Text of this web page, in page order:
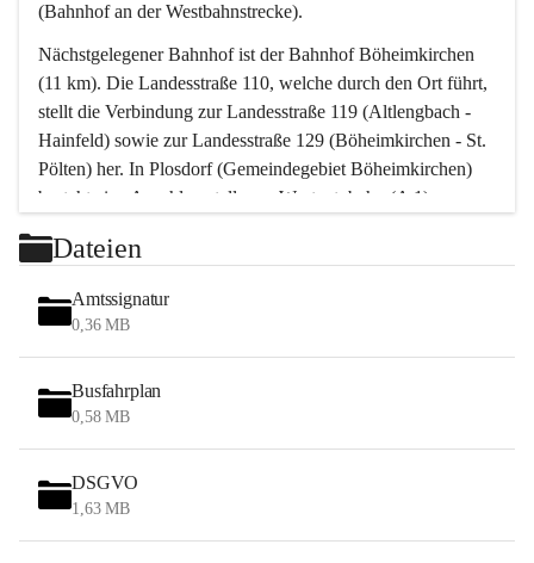
(Bahnhof an der Westbahnstrecke).
Nächstgelegener Bahnhof ist der Bahnhof Böheimkirchen
(11 km). Die Landesstraße 110, welche durch den Ort führt,
stellt die Verbindung zur Landesstraße 119 (Altlengbach -
Hainfeld) sowie zur Landesstraße 129 (Böheimkirchen - St.
Pölten) her. In Plosdorf (Gemeindegebiet Böheimkirchen)
besteht eine Anschlussstelle zur Westautobahn (A 1).
Wien erreicht man in ca. 45 Minuten.
Stössing zählt noch zum Naherholungsraum Wien sowie
zum Naherholungsraum St. Pölten. Viele Bauernhöfe hatten
„ihre Wiener“. Seit 1960 bauten viele Wiener
Wochenendhäuser im Gemeindegebiet. Wegen des
waldreichen Jagdgebietes haben viele Jagdpächter ihre
Das Wandern ist aus touristischer Sicht die bedeutendste
Tätigkeit. Das hügelige Gebiet mit Wanderwegen durch
Wiesen, Wälder und Obstkulturen lädt dazu ein. Gefördert
Dateien
Amtssignatur
0,36 MB
Busfahrplan
0,58 MB
DSGVO
1,63 MB